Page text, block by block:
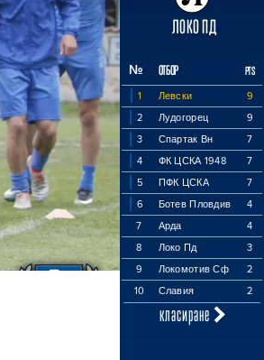
ЛОКО ПД
№ ОТБОР PTS
1 Левски
9
2
Лудогорец
9
3
Спартак Вн
7
4
ФК ЦСКА 1948
7
5
ПФК ЦСКА
7
6
Ботев Пловдив
4
7
Арда
4
8
Локо Пд
3
9
Локомотив Сф
2
10
Славия 2
класиране